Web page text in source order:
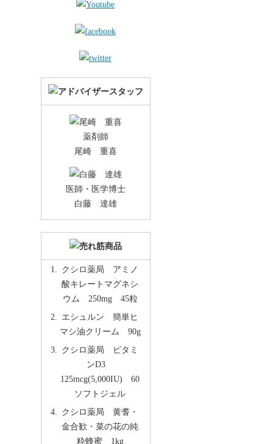
薬剤師
尾崎 重喜
医師・医学博士
白藤 達雄
クシロ薬局 アミノ
酸キレートマグネシ
ウム 250mg 45粒
エシュルン 簡単ヒ
マシ油クリーム 90g
クシロ薬局 ビタミ
ンD3
125mcg(5,000IU) 60
ソフトジェル
クシロ薬局 黄耆・
金合歓・菜の花の純
粋蜂蜜 1kg